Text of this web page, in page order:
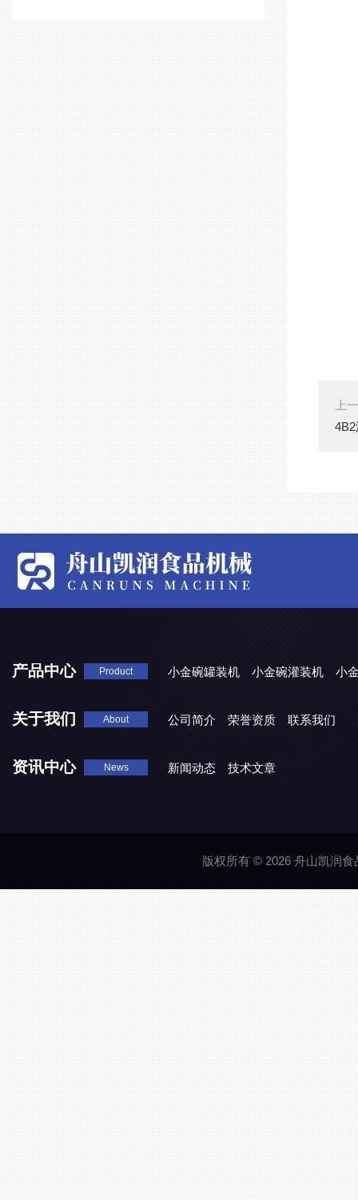
上
产品中心 Product 小金碗罐装机 小金碗灌装机 小
关于我们 About 公司简介 荣誉资质 联系我们
资讯中心 News 新闻动态 技术文章
版权所有 © 2026 舟山凯润